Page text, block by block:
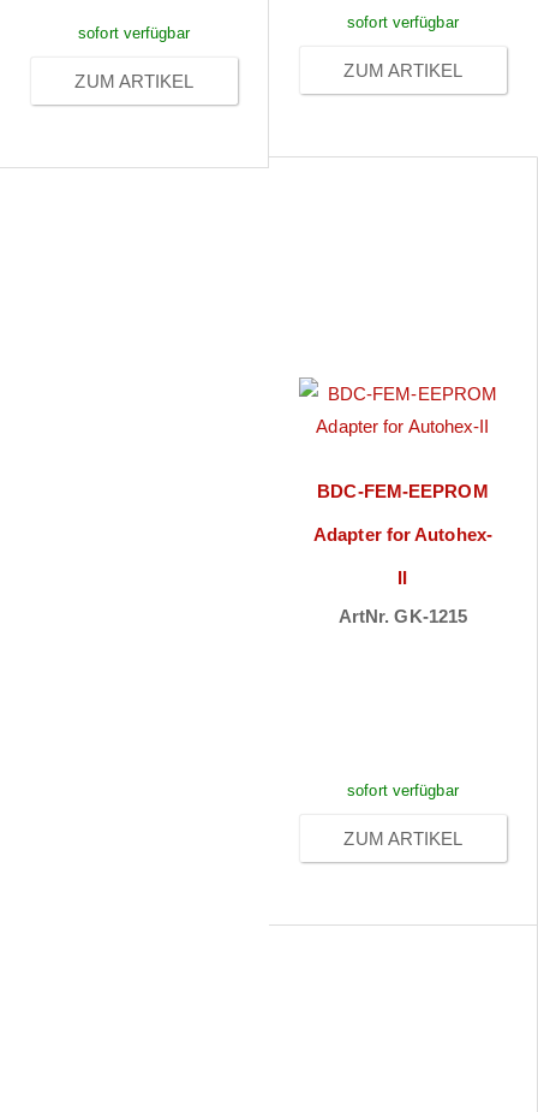
sofort verfügbar
ZUM ARTIKEL
sofort verfügbar
ZUM ARTIKEL
BDC-FEM-EEPROM
Adapter for Autohex-
II
ArtNr. GK-1215
sofort verfügbar
ZUM ARTIKEL